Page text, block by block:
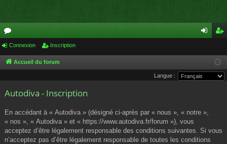
or
u
s
cri
pti
Connexion Inscription
Accueil du forum
Langue :
Autodiva - Inscription
En accédant à « Autodiva » (désigné ci-après par « nous », « notre »,
« nos », « Autodiva » et « https://www.autodiva.fr/forum »), vous
acceptez d’être légalement responsable des conditions suivantes. Si vous
n’acceptez pas d’être légalement responsable de toutes les conditions